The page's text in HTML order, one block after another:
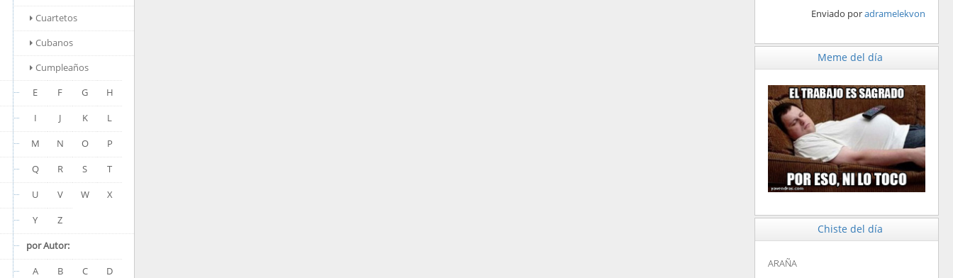
Cuartetos
Cubanos
Cumpleaños
E
F G
H
I
J K
L
M
N O
P
Q
R S
T
U
V W
X
Y
Z
por Autor:
A
B C
D
Enviado poradramelekvon
Meme del día
Chiste del día
ARAÑA